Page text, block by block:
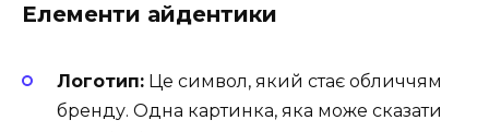
Елементи айдентики
Логотип: Це символ, який стає обличчям
бренду. Одна картинка, яка може сказати